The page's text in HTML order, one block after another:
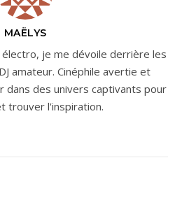
MAËLYS
je me dévoile derrière les
amateur. Cinéphile avertie et
dans des univers captivants pour
trouver l'inspiration.